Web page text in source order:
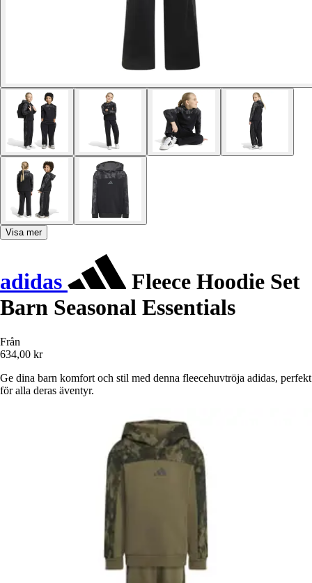
Visa mer
adidas
Fleece Hoodie Set
Barn Seasonal Essentials
Från
634,00 kr
Ge dina barn komfort och stil med denna fleecehuvtröja adidas, perfekt
för alla deras äventyr.